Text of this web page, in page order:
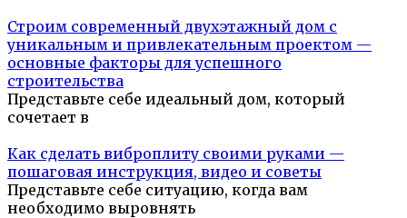
Строим современный двухэтажный дом с
уникальным и привлекательным проектом —
основные факторы для успешного
строительства
Представьте себе идеальный дом, который
сочетает в
Как сделать виброплиту своими руками —
пошаговая инструкция, видео и советы
Представьте себе ситуацию, когда вам
необходимо выровнять